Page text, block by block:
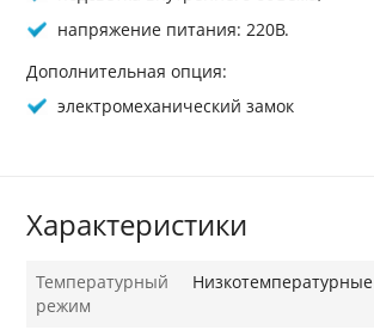
напряжение питания: 220В.
Дополнительная опция:
электромеханический замок
Характеристики
Температурный
режим
Низкотемпературные